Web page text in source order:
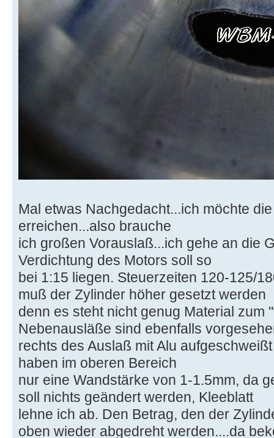
Mal etwas Nachgedacht...ich möchte
erreichen...also brauche
ich großen Vorauslaß...ich gehe an die
Verdichtung des Motors soll so
bei 1:15 liegen. Steuerzeiten 120-125/
muß der Zylinder höher gesetzt werden
denn es steht nicht genug Material zum
Nebenausläße sind ebenfalls
rechts des Auslaß mit Alu
haben im oberen Bereich
nur eine Wandstärke von 1-1.5mm, da
soll nichts geändert werden, Kleeblatt
lehne ich ab. Den Betrag, den der
oben wieder abgedreht werden....da